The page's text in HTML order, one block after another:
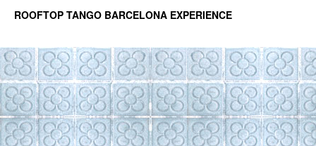
ROOFTOP TANGO BARCELONA EXPERIENCE